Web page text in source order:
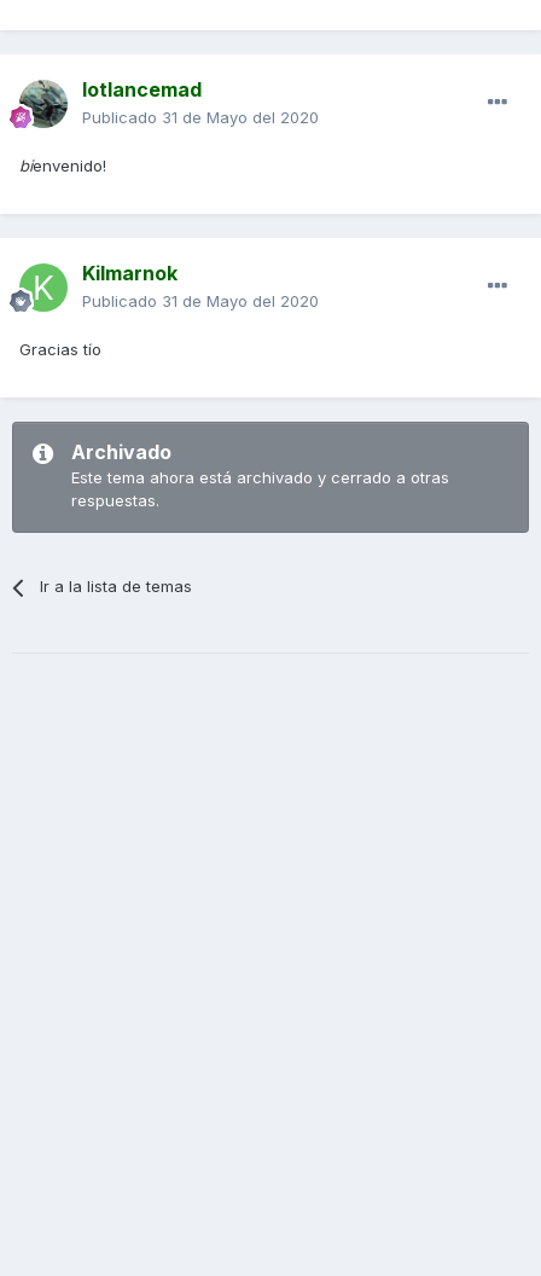
lotlancemad
Publicado 31 de Mayo del 2020
bienvenido!
Kilmarnok
Publicado 31 de Mayo del 2020
Gracias tío
Archivado
Este tema ahora está archivado y cerrado a otras
respuestas.
Ir a la lista de temas